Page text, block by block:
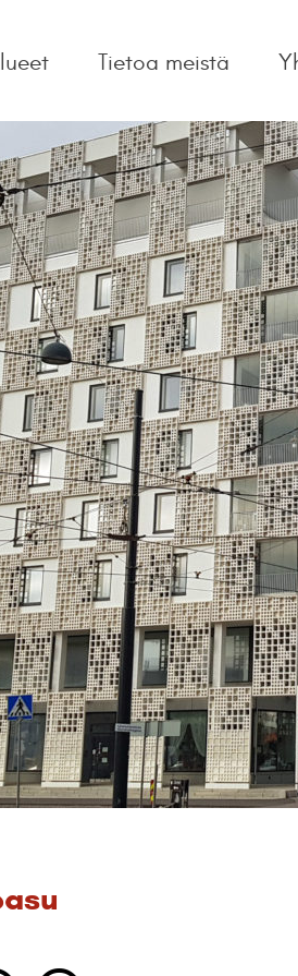
Tietoa meistä